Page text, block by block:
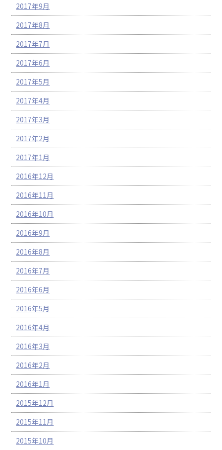
2017年9月
2017年8月
2017年7月
2017年6月
2017年5月
2017年4月
2017年3月
2017年2月
2017年1月
2016年12月
2016年11月
2016年10月
2016年9月
2016年8月
2016年7月
2016年6月
2016年5月
2016年4月
2016年3月
2016年2月
2016年1月
2015年12月
2015年11月
2015年10月